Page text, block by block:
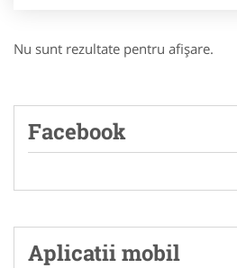
Nu sunt rezultate pentru afişare.
Facebook
Aplicatii mobil